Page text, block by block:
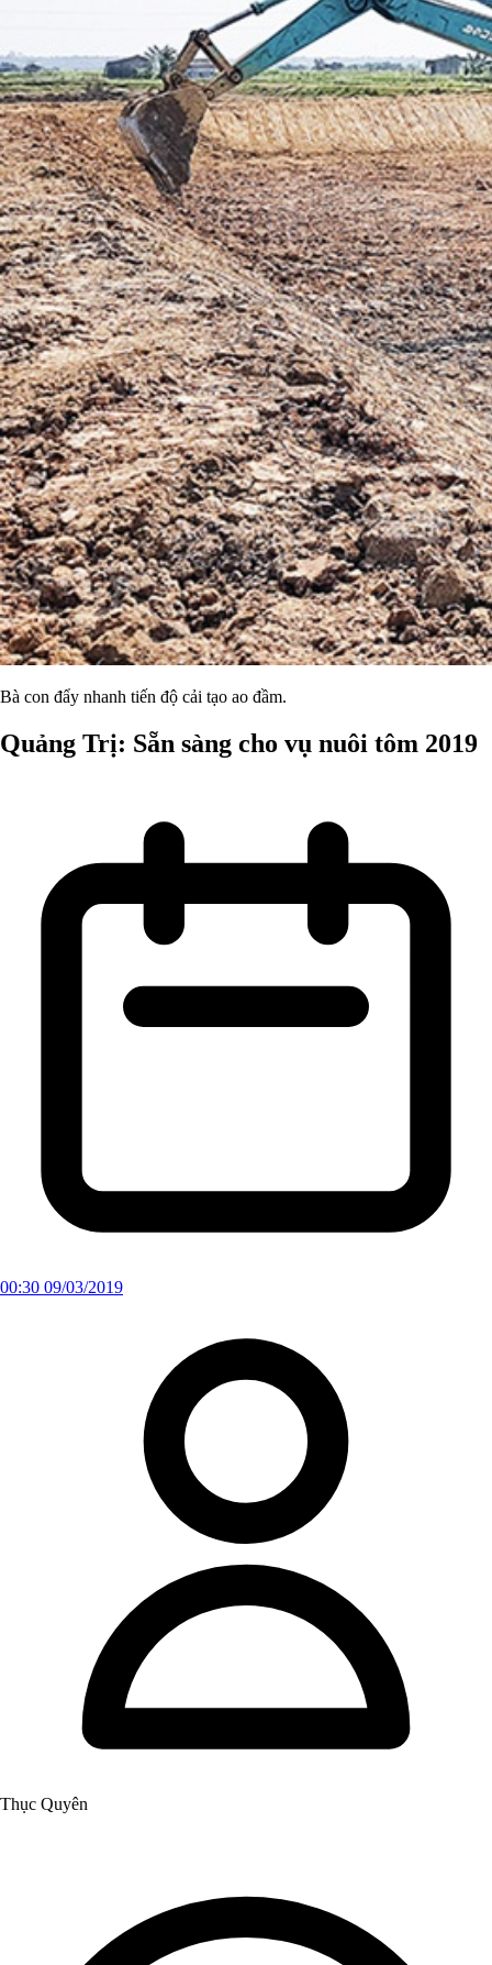
Bà con đẩy nhanh tiến độ cải tạo ao đầm.
Quảng Trị: Sẵn sàng cho vụ nuôi tôm 2019
00:30 09/03/2019
Thục Quyên